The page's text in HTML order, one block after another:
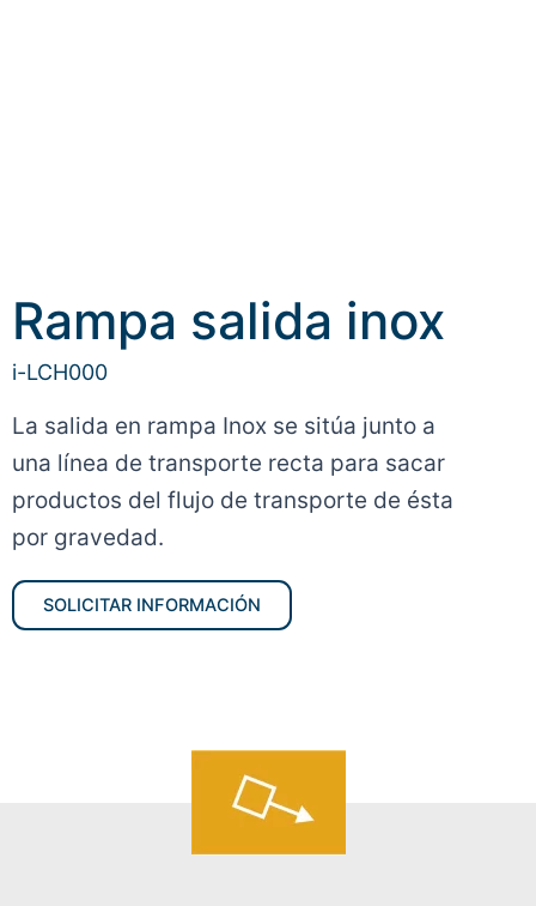
Rampa salida inox
i-LCH000
La salida en rampa Inox se sitúa junto a
una línea de transporte recta para sacar
productos del flujo de transporte de ésta
por gravedad.
SOLICITAR INFORMACIÓN